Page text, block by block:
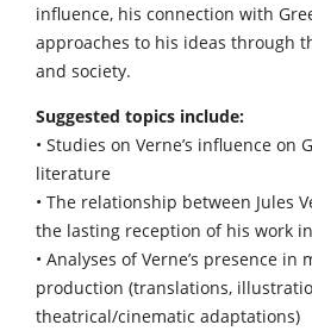
influence, his connection with
approaches to his ideas through
and society.
Suggested topics include:
• Studies on Verne’s influence on
literature
• The relationship between Jules
the lasting reception of his work
• Analyses of Verne’s presence
production (translations,
theatrical/cinematic adaptations)